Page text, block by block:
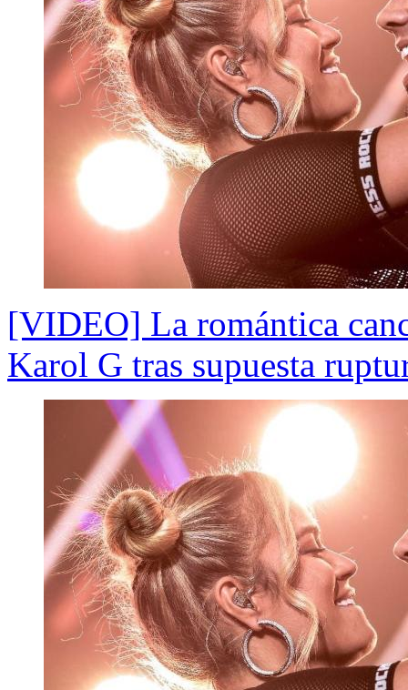
[VIDEO] La romántica
Karol G tras supuesta